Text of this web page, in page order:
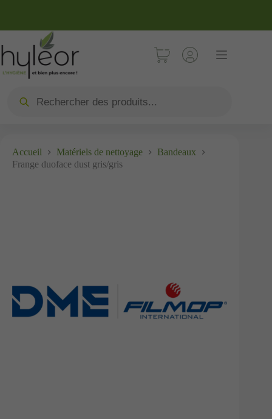
Accueil Matériels de nettoyage
Bandeaux
Frange duoface dust gris/gris